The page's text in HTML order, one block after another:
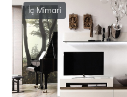
İç Mimari